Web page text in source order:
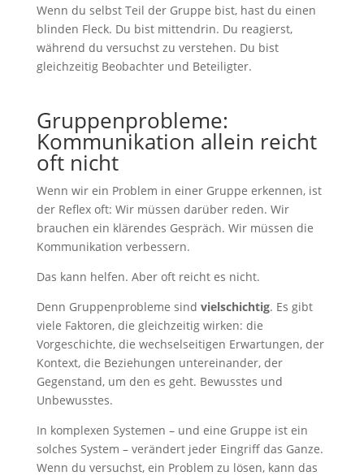
Wenn du selbst Teil der Gruppe bist, hast du einen
blinden Fleck. Du bist mittendrin. Du reagierst,
während du versuchst zu verstehen. Du bist
gleichzeitig Beobachter und Beteiligter.
Gruppenprobleme:
Kommunikation allein reicht
oft nicht
Wenn wir ein Problem in einer Gruppe erkennen, ist
der Reflex oft: Wir müssen darüber reden. Wir
brauchen ein klärendes Gespräch. Wir müssen die
Kommunikation verbessern.
Das kann helfen. Aber oft reicht es nicht.
Denn Gruppenprobleme sind vielschichtig. Es gibt
viele Faktoren, die gleichzeitig wirken: die
Vorgeschichte, die wechselseitigen Erwartungen, der
Kontext, die Beziehungen untereinander, der
Gegenstand, um den es geht. Bewusstes und
Unbewusstes.
In komplexen Systemen – und eine Gruppe ist ein
solches System – verändert jeder Eingriff das Ganze.
Wenn du versuchst, ein Problem zu lösen, kann das